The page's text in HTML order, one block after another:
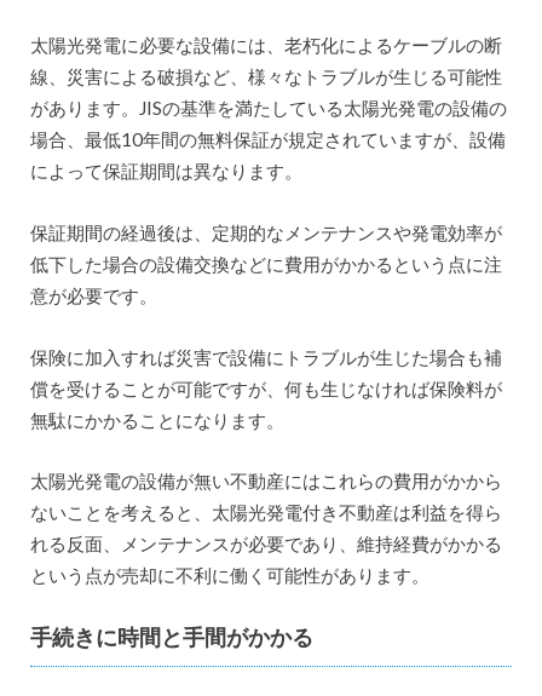
太陽光発電に必要な設備には、老朽化によるケーブルの断
線、災害による破損など、様々なトラブルが生じる可能性
があります。JISの基準を満たしている太陽光発電の設備の
場合、最低10年間の無料保証が規定されていますが、設備
によって保証期間は異なります。
保証期間の経過後は、定期的なメンテナンスや発電効率が
低下した場合の設備交換などに費用がかかるという点に注
意が必要です。
保険に加入すれば災害で設備にトラブルが生じた場合も補
償を受けることが可能ですが、何も生じなければ保険料が
無駄にかかることになります。
太陽光発電の設備が無い不動産にはこれらの費用がかから
ないことを考えると、太陽光発電付き不動産は利益を得ら
れる反面、メンテナンスが必要であり、維持経費がかかる
という点が売却に不利に働く可能性があります。
手続きに時間と手間がかかる